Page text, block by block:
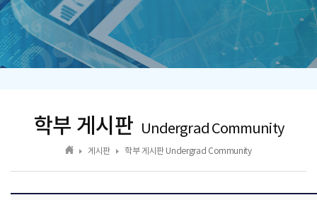
학부 게시판 Undergrad Community
게시판 학부 게시판 Undergrad Community